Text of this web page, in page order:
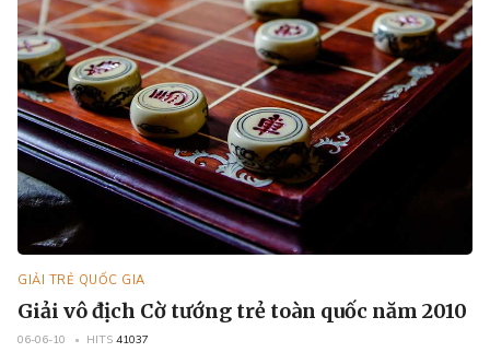
GIẢI TRẺ QUỐC GIA
Giải vô địch Cờ tướng trẻ toàn quốc năm 2010
06-06-10 HITS 41037